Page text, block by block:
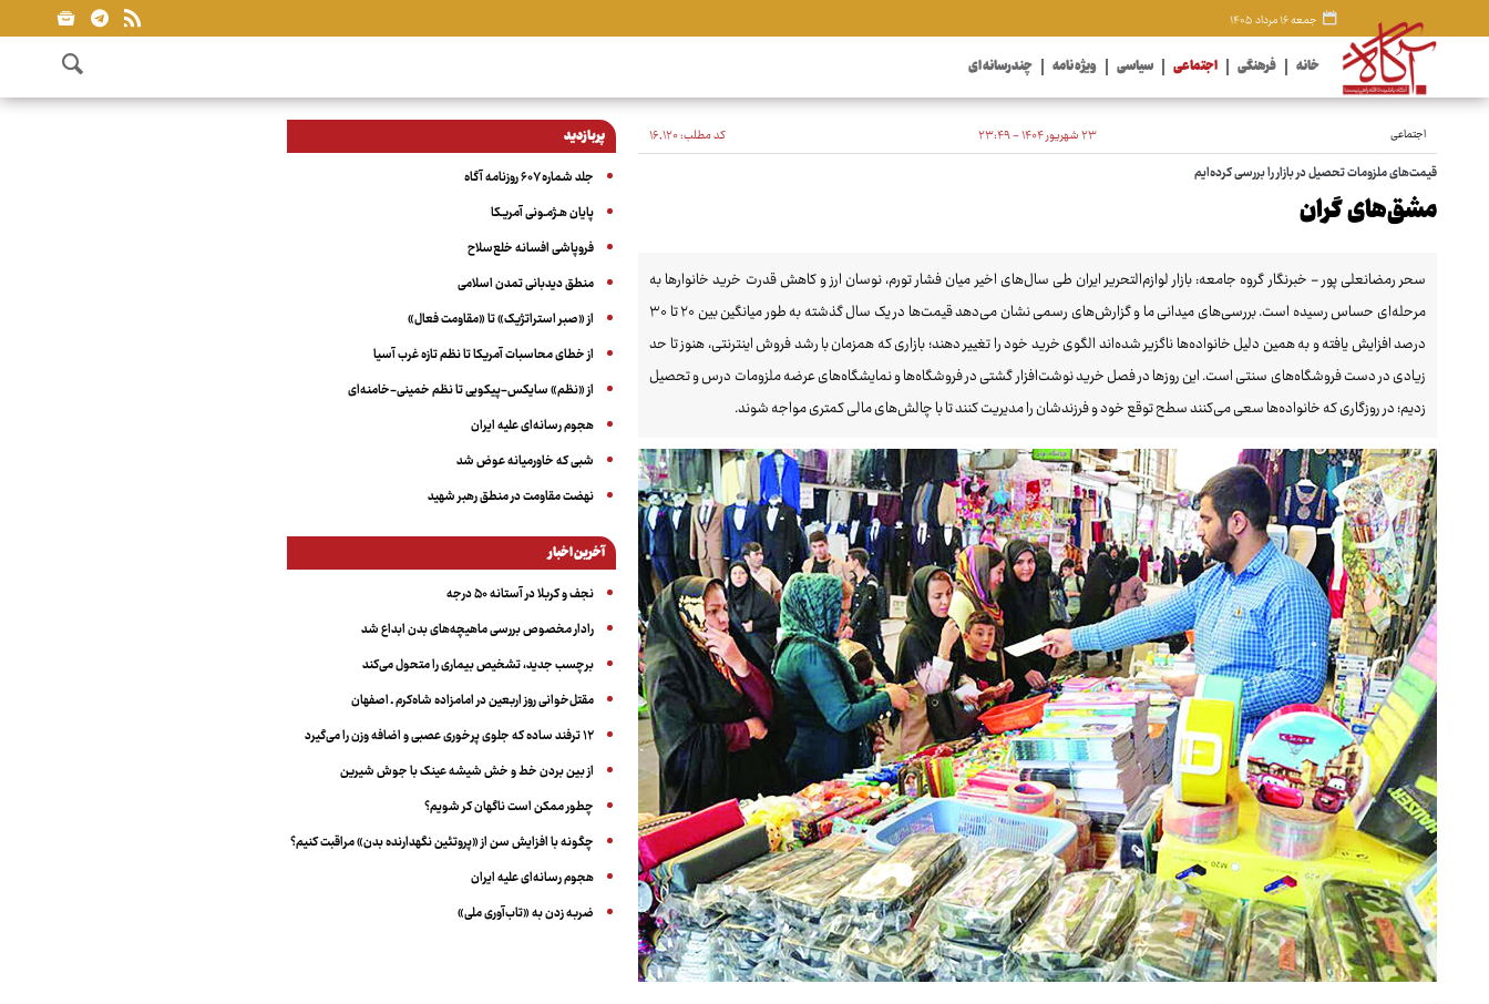
جمعه ۱۶ مرداد ۱۴۰۵
خانه فرهنگی اجتماعی سیاسی ویژه نامه چندرسانه ای
اجتماعی ۲۳ شهریور ۱۴۰۴ - ۲۳:۴۹ کد مطلب:۱۶٬۱۲۰
قیمت‌های ملزومات تحصیل در بازار را بررسی کرده‌ایم
مشق‌های گران
سحر رمضانعلی پور - خبرنگار گروه جامعه: بازار لوازم‌التحریر ایران طی سال‌های اخیر میان فشار تورم، نوسان ارز و کاهش قدرت خرید خانوارها به
مرحله‌ای حساس رسیده است. بررسی‌های میدانی ما و گزارش‌های رسمی نشان می‌دهد قیمت‌ها در یک سال گذشته به طور میانگین بین ۲۰ تا ۳۰
درصد افزایش یافته و به همین دلیل خانواده‌ها ناگزیر شده‌اند الگوی خرید خود را تغییر دهند؛ بازاری که همزمان با رشد فروش اینترنتی، هنوز تا حد
زیادی در دست فروشگاه‌های سنتی است. این روزها در فصل خرید نوشت‌افزار گشتی در فروشگاه‌ها و نمایشگاه‌های عرضه ملزومات درس و تحصیل
زدیم؛ در روزگاری که خانواده‌ها سعی می‌کنند سطح توقع خود و فرزندشان را مدیریت کنند تا با چالش‌های مالی کمتری مواجه شوند.
پربازدید
جلد شماره ۶۰۷ روزنامه آگاه
پایان هـژمـونی آمریـکا
فروپاشی افسانه خلع‌سلاح
منطق دیدبانی تمدن اسلامی
از «صبر استراتژیک» تا «مقاومت فعال»
از خطای محاسبات آمریکا تا نظم تازه غرب آسیا
از «نظم» سایکس-پیکویی تا نظم خمینی-خامنه‌ای
هجوم رسانه‌ای علیه ایران
شبی که خاورمیانه عوض شد
نهضت مقاومت در منطق رهبر شهید
آخرین اخبار
نجف و کربلا در آستانه ۵۰ درجه
رادار مخصوص بررسی ماهیچه‌های بدن ابداع شد
برچسب جدید، تشخیص بیماری را متحول می‌کند
مقتل‌خوانی روز اربعین در امامزاده شاه‌کرم ـ اصفهان
۱۲ ترفند ساده که جلوی پرخوری عصبی و اضافه ‌وزن را می‌گیرد
از بین بردن خط و خش شیشه عینک با جوش شیرین
چطور ممکن است ناگهان کر شویم؟
چگونه با افزایش سن از «پروتئین نگهدارنده بدن» مراقبت کنیم؟
هجوم رسانه‌ای علیه ایران
ضربه زدن به «تاب‌آوری ملی»